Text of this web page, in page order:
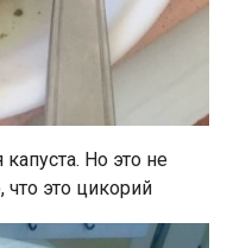
Но это не
это цикорий